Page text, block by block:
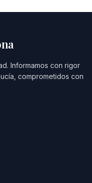
Informamos con rigor
comprometidos con